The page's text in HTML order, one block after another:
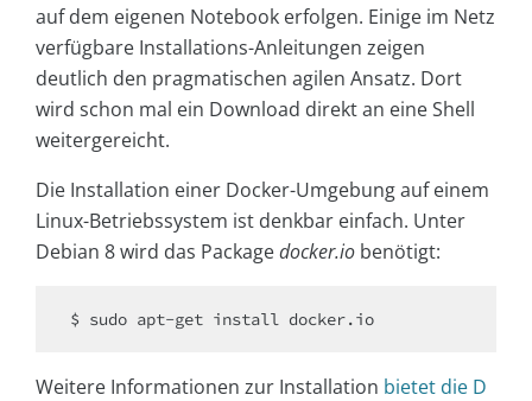
auf dem eigenen Notebook erfolgen. Einige im Netz
verfügbare Installations-Anleitungen zeigen
deutlich den pragmatischen agilen Ansatz. Dort
wird schon mal ein Download direkt an eine Shell
weitergereicht.
Die Installation einer Docker-Umgebung auf einem
Linux-Betriebssystem ist denkbar einfach. Unter
Debian 8 wird das Packagedocker.io benötigt:
Weitere Informationen zur Installation bietet die D